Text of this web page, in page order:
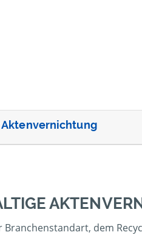
Aktenvernichtung
dem